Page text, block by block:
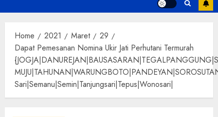
Home 2021 Maret
29
Dapat Pemesanan Nomina Ukir Jati Perhutani Termurah
Sari|Semanu|Semin|Tanjungsari|Tepus|Wonosari|